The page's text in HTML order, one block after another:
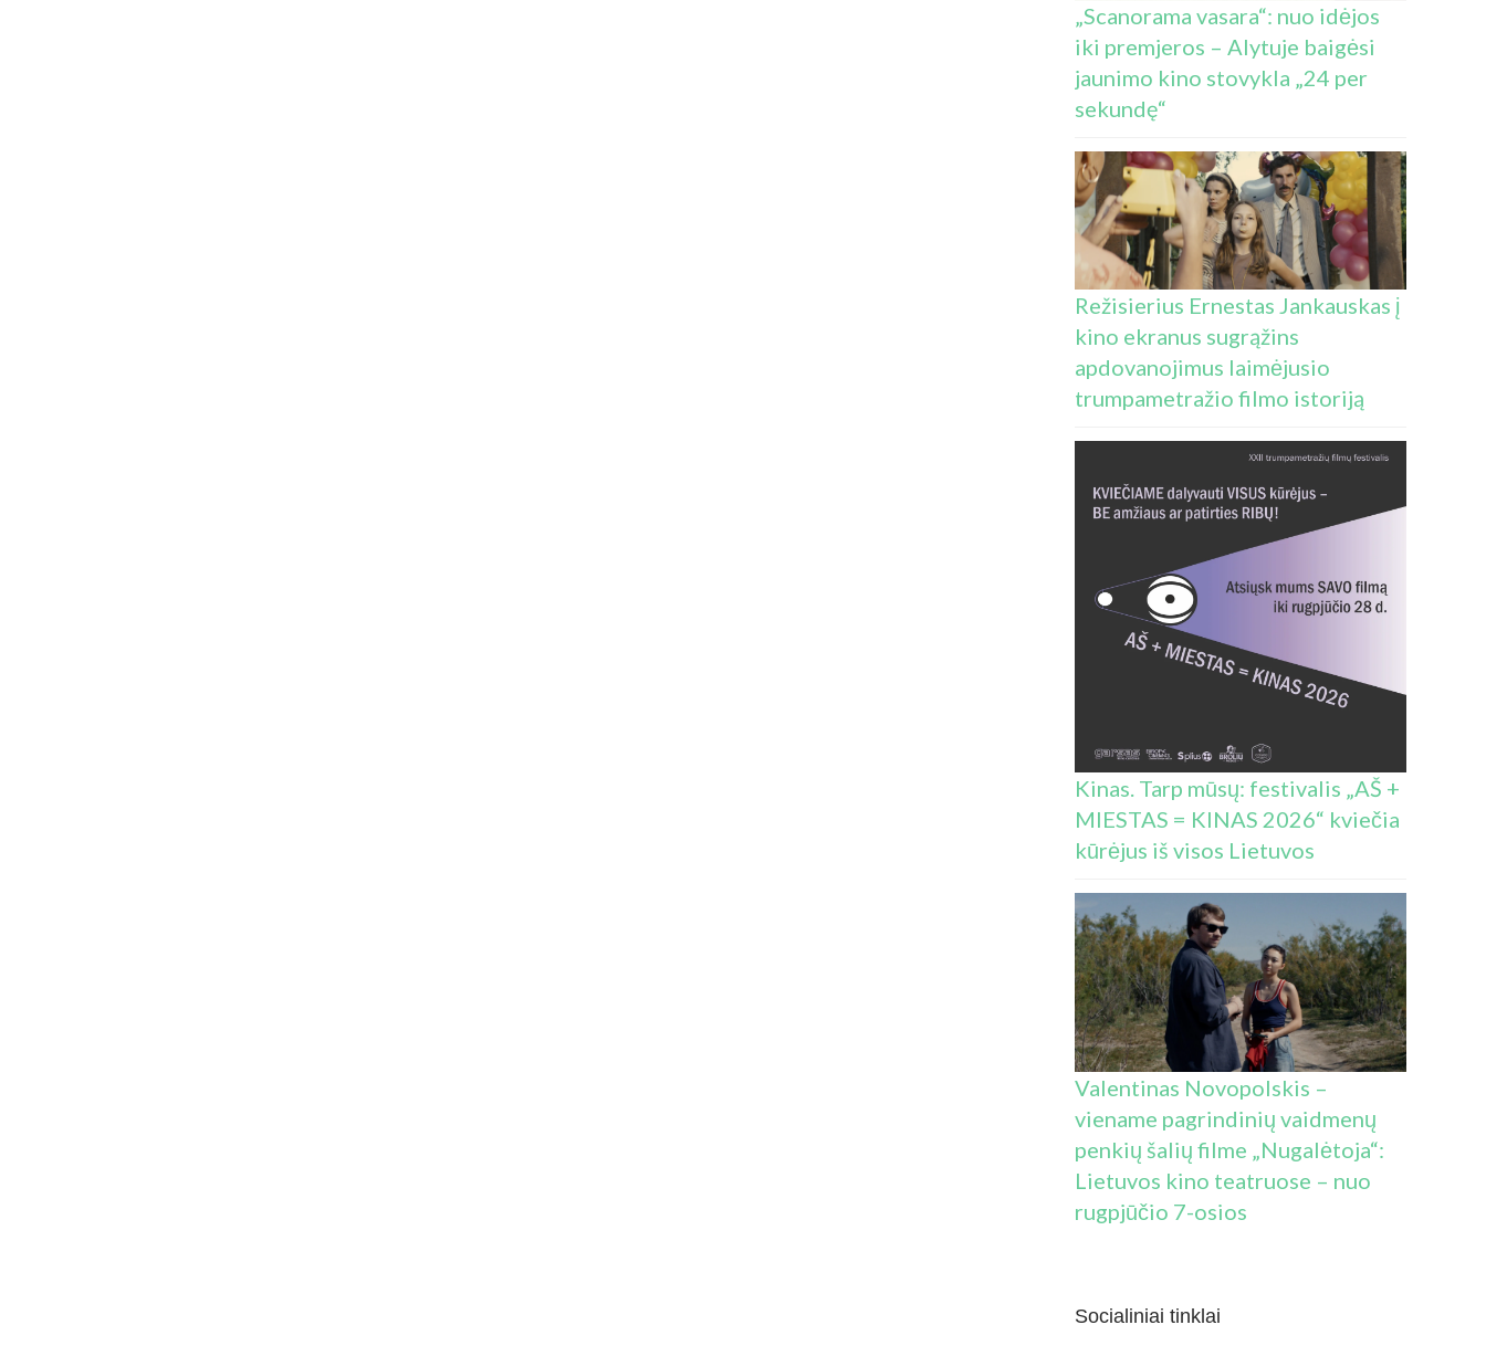
„Scanorama vasara“: nuo idėjos
iki premjeros – Alytuje baigėsi
jaunimo kino stovykla „24 per
sekundę“
Režisierius Ernestas Jankauskas į
kino ekranus sugrąžins
apdovanojimus laimėjusio
trumpametražio filmo istoriją
Kinas. Tarp mūsų: festivalis „AŠ +
MIESTAS = KINAS 2026“ kviečia
kūrėjus iš visos Lietuvos
Valentinas Novopolskis –
viename pagrindinių vaidmenų
penkių šalių filme „Nugalėtoja“:
Lietuvos kino teatruose – nuo
rugpjūčio 7-osios
Socialiniai tinklai